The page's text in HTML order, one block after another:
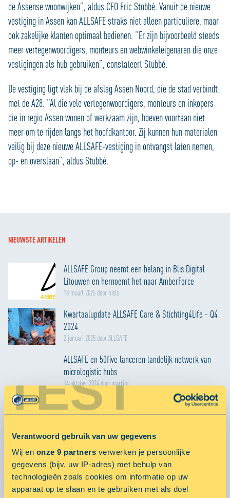
TEST
Verantwoord gebruik van uw gegevens
Wij en onze 9 partners verwerken je persoonlijke
gegevens (bijv. uw IP-adres) met behulp van
technologieën zoals cookies om informatie op uw
apparaat op te slaan en te gebruiken met als doel
de Assense woonwijken”, aldus CEO Eric Stubbé. Vanuit de nieuwe
vestiging in Assen kan ALLSAFE straks niet alleen particuliere, maar
ook zakelijke klanten optimaal bedienen. “Er zijn bijvoorbeeld steeds
meer vertegenwoordigers, monteurs en webwinkeleigenaren die onze
vestigingen als hub gebruiken”, constateert Stubbé.
De vestiging ligt vlak bij de afslag Assen Noord, die de stad verbindt
met de A28. “Al die vele vertegenwoordigers, monteurs en inkopers
die in regio Assen wonen of werkzaam zijn, hoeven voortaan niet
meer om te rijden langs het hoofdkantoor. Zij kunnen hun materialen
veilig bij deze nieuwe ALLSAFE-vestiging in ontvangst laten nemen,
op- en overslaan”, aldus Stubbé.
NIEUWSTE ARTIKELEN
ALLSAFE Group neemt een belang in Blis Digital
Litouwen en hernoemt het naar AmberForce
18 maart 2025 door niels
Kwartaalupdate ALLSAFE Care & Stichting4Life - Q4
2024
2 januari 2025 door ALLSAFE
ALLSAFE en 50five lanceren landelijk netwerk van
micrologistic hubs
14 oktober 2024 door martijn
MEER ARTIKELEN
POPULARE ARTIKELEN
Smart City Hubs
23 oktober 2019 door